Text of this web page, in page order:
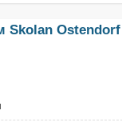
Skolan Ostendorf